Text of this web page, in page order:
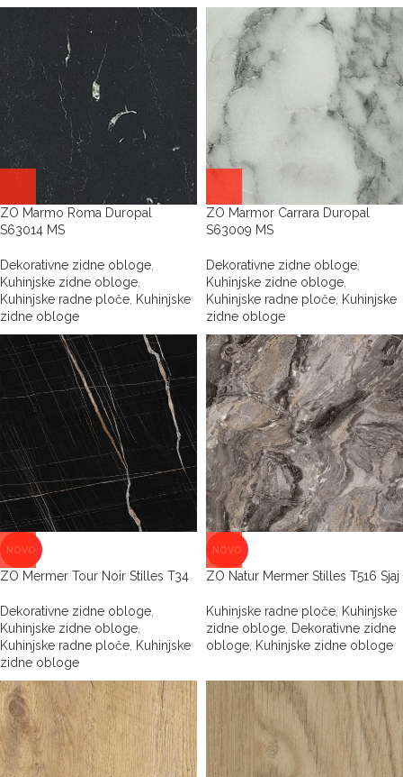
ZO Marmo Roma Duropal
S63014 MS
Dekorativne zidne obloge
Kuhinjske zidne obloge
Kuhinjske radne ploče Kuhinjske
zidne obloge
ZO Marmor Carrara Duropal
S63009 MS
Dekorativne zidne obloge
Kuhinjske zidne obloge
Kuhinjske radne ploče Kuhinjske
zidne obloge
NOVO
ZO Mermer Tour Noir Stilles T34
Dekorativne zidne obloge
Kuhinjske zidne obloge
Kuhinjske radne ploče Kuhinjske
zidne obloge
NOVO
ZO Natur Mermer Stilles T516 Sjaj
Kuhinjske radne ploče Kuhinjske
zidne obloge Dekorativne zidne
obloge Kuhinjske zidne obloge